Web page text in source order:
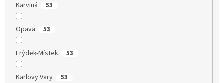
Karviná 53
Opava 53
Frýdek-Místek 53
Karlovy Vary 53